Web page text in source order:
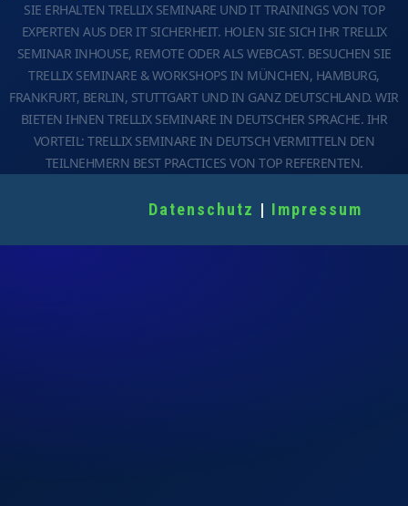
SIE ERHALTEN TRELLIX SEMINARE UND IT TRAININGS VON TOP
EXPERTEN AUS DER IT SICHERHEIT. HOLEN SIE SICH IHR TRELLIX
SEMINAR INHOUSE, REMOTE ODER ALS WEBCAST. BESUCHEN SIE
TRELLIX SEMINARE & WORKSHOPS IN MÜNCHEN, HAMBURG,
FRANKFURT, BERLIN, STUTTGART UND IN GANZ DEUTSCHLAND. WIR
BIETEN IHNEN TRELLIX SEMINARE IN DEUTSCHER SPRACHE. IHR
VORTEIL: TRELLIX SEMINARE IN DEUTSCH VERMITTELN DEN
TEILNEHMERN BEST PRACTICES VON TOP REFERENTEN.
Datenschutz | Impressum